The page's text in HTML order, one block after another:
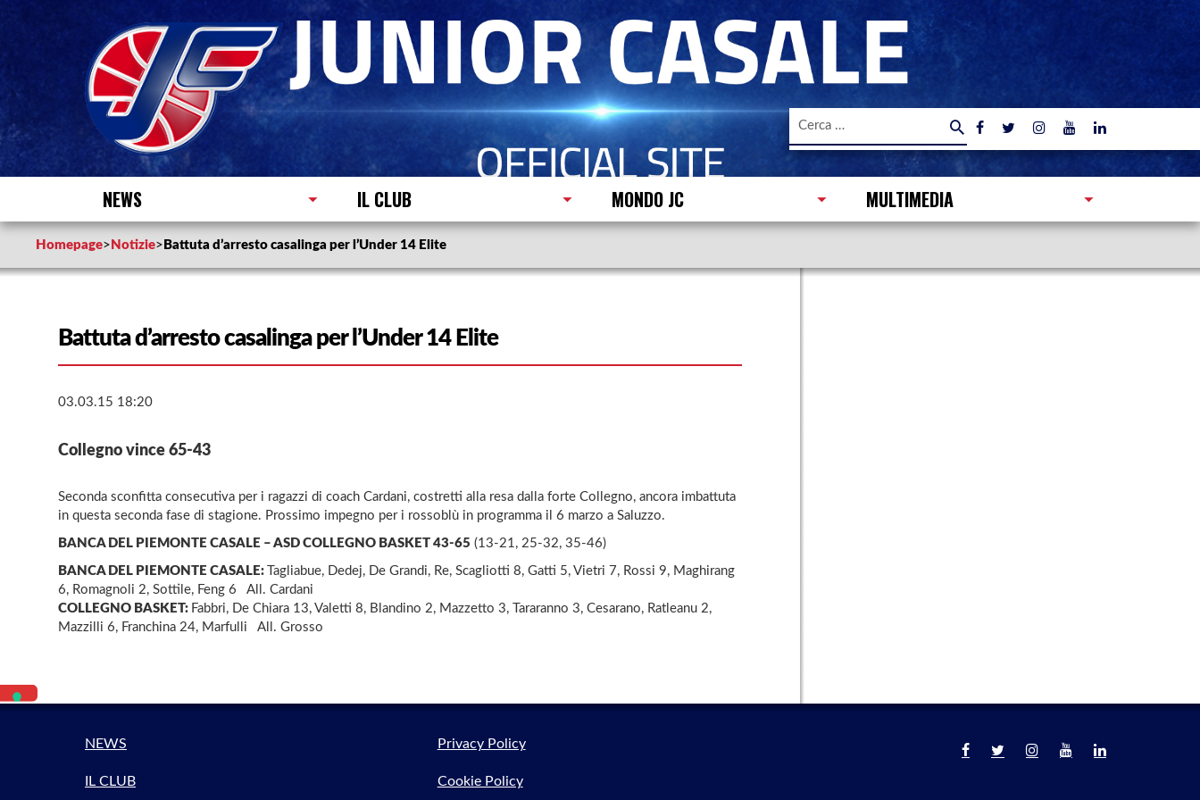
Ricerca
NEWS IL CLUB MONDO JC MULTIMEDIA
Homepage> Notizie> Battuta d’arresto casalinga per l’Under 14 Elite
Battuta d’arresto casalinga per l’Under 14 Elite
03.03.15 18:20
Collegno vince 65-43
Seconda sconfitta consecutiva per i ragazzi di coach Cardani, costretti alla resa dalla forte Collegno, ancora imbattuta
in questa seconda fase di stagione. Prossimo impegno per i rossoblù in programma il 6 marzo a Saluzzo.
BANCA DEL PIEMONTE CASALE – ASD COLLEGNO BASKET 43-65 (13-21, 25-32, 35-46)
BANCA DEL PIEMONTE CASALE: Tagliabue, Dedej, De Grandi, Re, Scagliotti 8, Gatti 5, Vietri 7, Rossi 9, Maghirang
6, Romagnoli 2, Sottile, Feng 6 All. Cardani
COLLEGNO BASKET: Fabbri, De Chiara 13, Valetti 8, Blandino 2, Mazzetto 3, Tararanno 3, Cesarano, Ratleanu 2,
Mazzilli 6, Franchina 24, Marfulli All. Grosso
NEWS
IL CLUB
Privacy Policy
Cookie Policy